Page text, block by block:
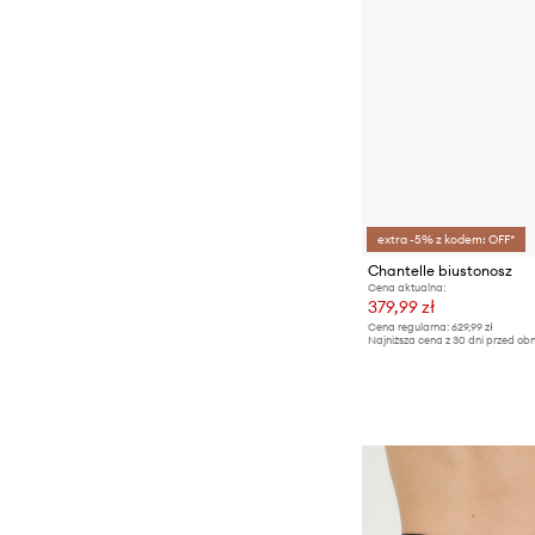
extra -5% z kodem: OFF*
Chantelle biustonosz
Cena aktualna:
379,99 zł
Cena regularna: 629,99 zł
Najniższa cena z 30 dni przed